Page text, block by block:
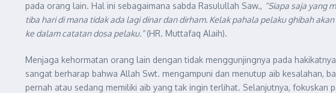
pada orang lain. Hal ini sebagaimana sabda Rasulullah Saw., “Siapa saja yang
tiba hari di mana tidak ada lagi dinar dan dirham. Kelak pahala pelaku ghibah
ke dalam catatan dosa pelaku.”(HR. Muttafaq Alaih).
Menjaga kehormatan orang lain dengan tidak menggunjingnya pada
sangat berharap bahwa Allah Swt. mengampuni dan menutup aib kesalahan,
pernah atau sedang memiliki aib yang tak ingin terlihat. Selanjutnya,